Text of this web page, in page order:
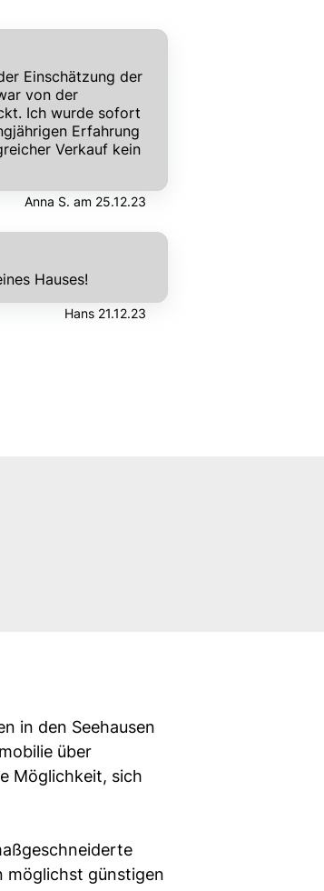
Einschätzung der
von der
Ich wurde sofort
Erfahrung
Verkauf kein
Anna S. am 25.12.23
Hauses!
Hans 21.12.23
in den Seehausen
über
Möglichkeit, sich
möglichst günstigen